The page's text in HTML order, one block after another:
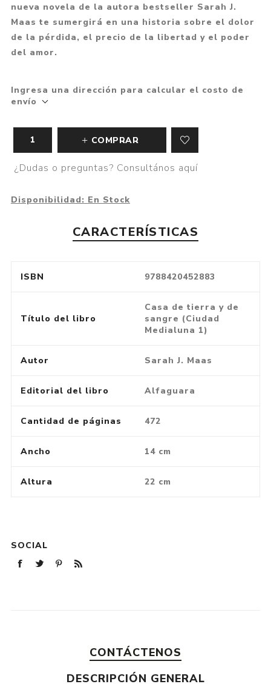
nueva novela de la autora bestseller Sarah J.
Maas te sumergirá en una historia sobre el dolor
de la pérdida, el precio de la libertad y el poder
del amor.
Ingresa una dirección para calcular el costo de
envío
COMPRAR
¿Dudas o preguntas? Consultános aquí
Disponibilidad: En Stock
CARACTERÍSTICAS
ISBN 9788420452883
Título del libro
Casa de tierra y de
sangre (Ciudad
Medialuna 1)
Autor Sarah J. Maas
Editorial del libro Alfaguara
Cantidad de páginas 472
Ancho 14 cm
Altura 22 cm
SOCIAL
CONTÁCTENOS
DESCRIPCIÓN GENERAL